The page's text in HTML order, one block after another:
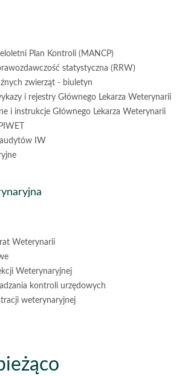
Plan Kontroli (MANCP)
statystyczna (RRW)
zwierząt - biuletyn
i rejestry Głównego Lekarza Weterynarii
i instrukcje Głównego Lekarza Weterynarii
IW
Weterynarii
Weterynaryjnej
kontroli urzędowych
weterynaryjnej